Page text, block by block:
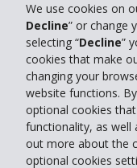
We use cookies on
Decline” or change
selecting “Decline”
cookies that make
changing your
website functions.
optional cookies
functionality, as well
out more about the
optional cookies
Produk Pilihan
Panduan
Dukungan
Agen